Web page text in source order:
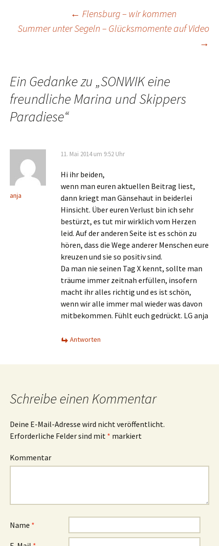
Beitragsnavigation
← Flensburg – wir kommen
Summer unter Segeln – Glücksmomente auf Video
→
Ein Gedanke zu „SONWIK eine
freundliche Marina und Skippers
Paradiese“
anja
11. Mai 2014 um 9:52 Uhr
Hi ihr beiden,
wenn man euren aktuellen Beitrag liest,
dann kriegt man Gänsehaut in beiderlei
Hinsicht. Über euren Verlust bin ich sehr
bestürzt, es tut mir wirklich vom Herzen
leid. Auf der anderen Seite ist es schön zu
hören, dass die Wege anderer Menschen eure
kreuzen und sie so positiv sind.
Da man nie seinen Tag X kennt, sollte man
träume immer zeitnah erfüllen, insofern
macht ihr alles richtig und es ist schön,
wenn wir alle immer mal wieder was davon
mitbekommen. Fühlt euch gedrückt. LG anja
Antworten
Schreibe einen Kommentar
Deine E-Mail-Adresse wird nicht veröffentlicht.
Erforderliche Felder sind mit * markiert
Kommentar
Name *